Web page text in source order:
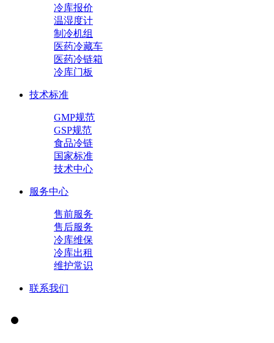
冷库报价
温湿度计
制冷机组
医药冷藏车
医药冷链箱
冷库门板
技术标准
GMP规范
GSP规范
食品冷链
国家标准
技术中心
服务中心
售前服务
售后服务
冷库维保
冷库出租
维护常识
联系我们